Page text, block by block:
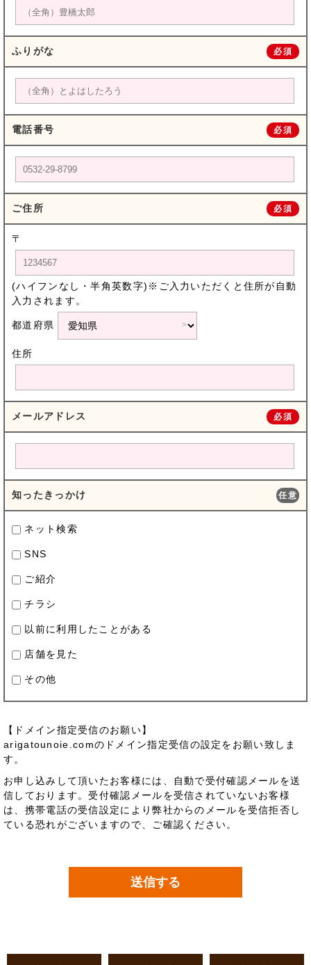
ふりがな 必須
電話番号 必須
ご住所 必須
〒
(ハイフンなし・半角英数字)※ご入力いただくと住所が自動
入力されます。
都道府県
住所
メールアドレス 必須
知ったきっかけ 任意
ネット検索
SNS
ご紹介
チラシ
以前に利用したことがある
店舗を見た
その他
【ドメイン指定受信のお願い】
arigatounoie.comのドメイン指定受信の設定をお願い致しま
す。
お申し込みして頂いたお客様には、自動で受付確認メールを送
信しております。受付確認メールを受信されていないお客様
は、携帯電話の受信設定により弊社からのメールを受信拒否し
ている恐れがございますので、ご確認ください。